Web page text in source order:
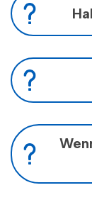
Nein, aber
Maxitaxi
Wir
Ja, wir
Wir
Abende
Hierfür